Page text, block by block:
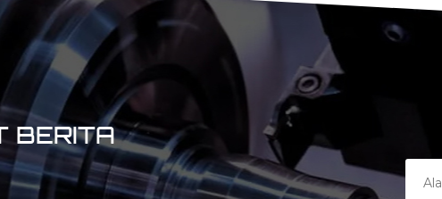
bahan untuk
kami
yang
yang
BERITA